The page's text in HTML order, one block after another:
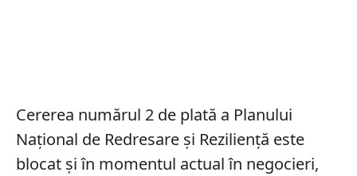
Cererea numărul 2 de plată a Planului
Național de Redresare și Reziliență este
blocat și în momentul actual în negocieri,